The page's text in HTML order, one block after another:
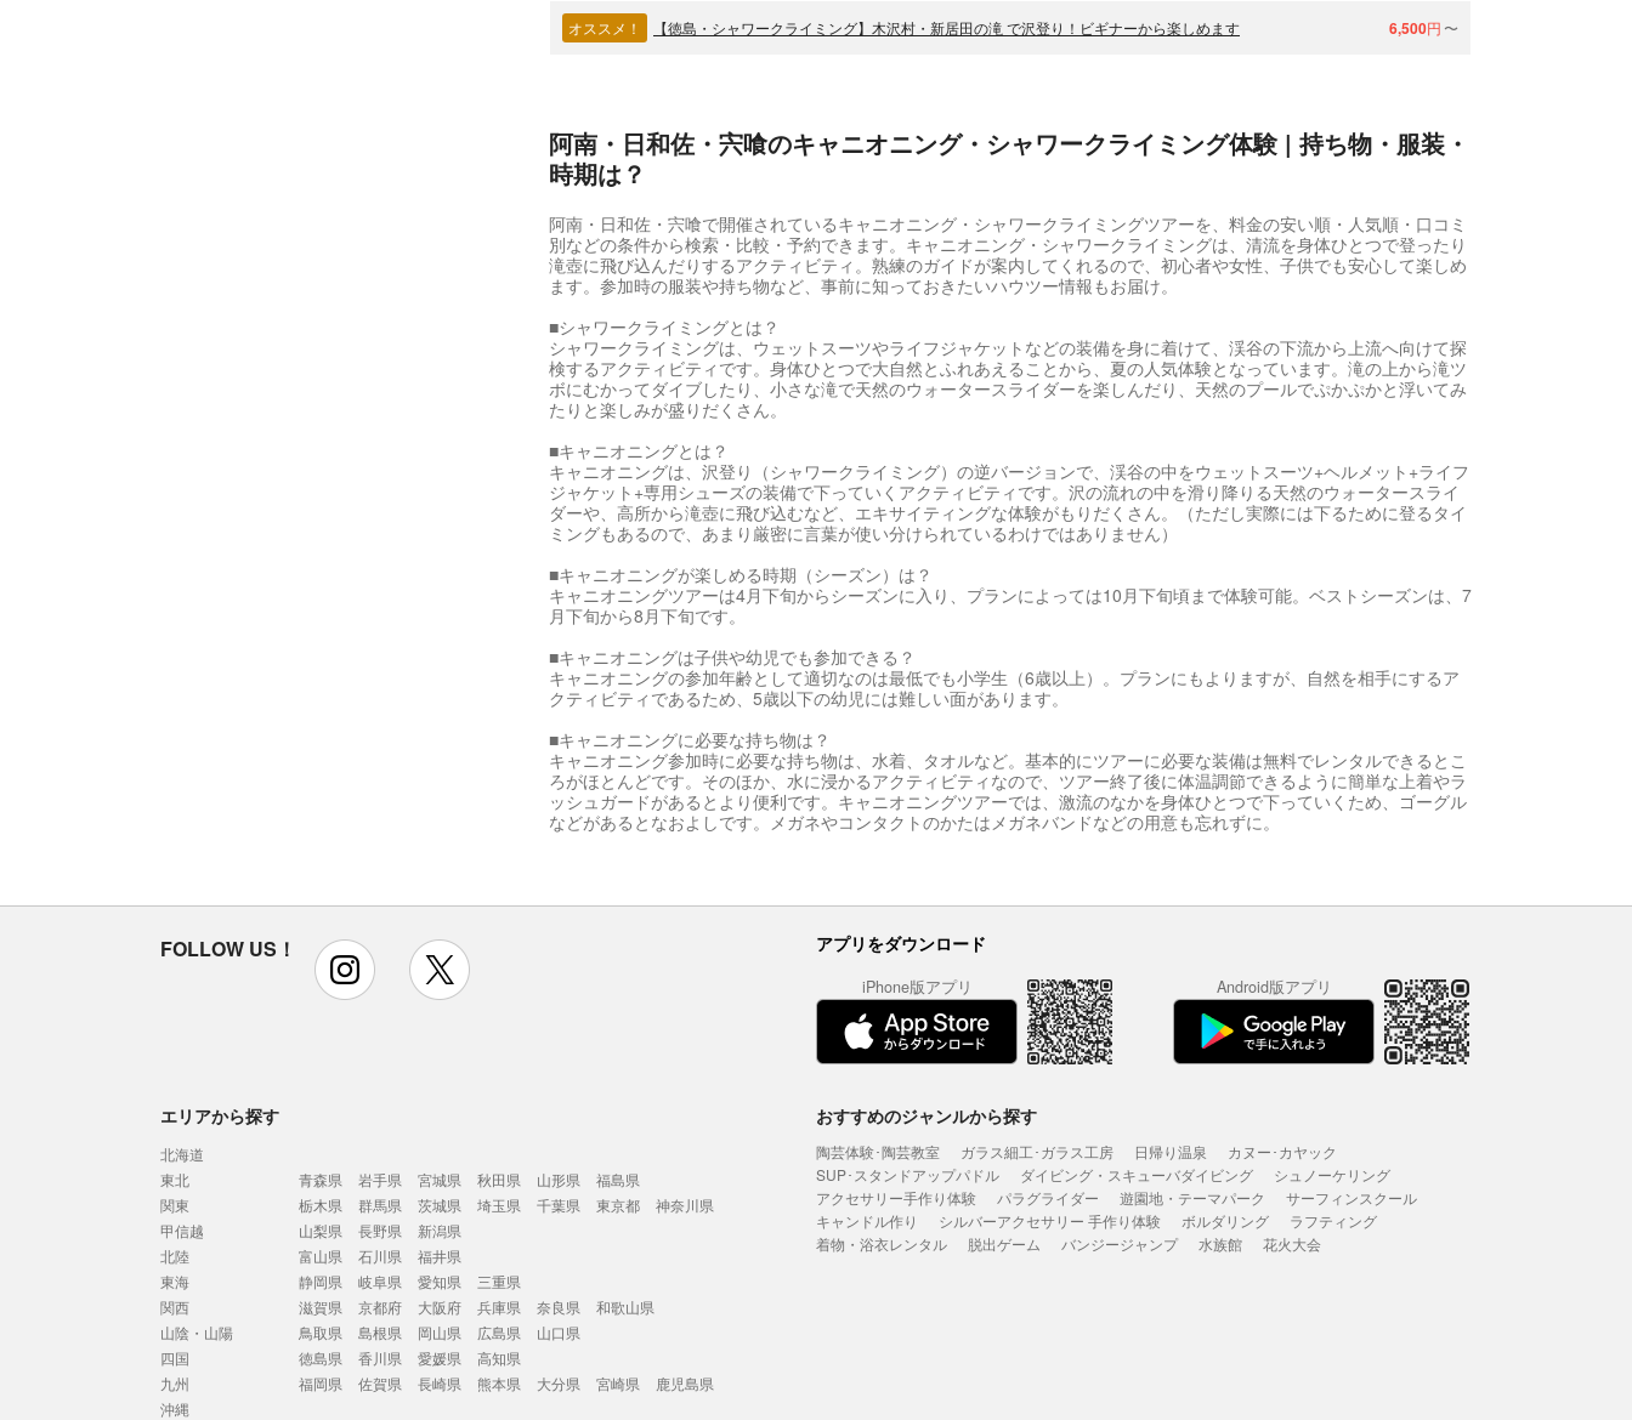
オススメ！ 【徳島・シャワークライミング】木沢村・新居田の滝 で沢登り！ビギナーから楽しめます 6,500円 〜
阿南・日和佐・宍喰のキャニオニング・シャワークライミング体験 | 持ち物・服装・
時期は？
阿南・日和佐・宍喰で開催されているキャニオニング・シャワークライミングツアーを、料金の安い順・人気順・口コミ
別などの条件から検索・比較・予約できます。キャニオニング・シャワークライミングは、清流を身体ひとつで登ったり
滝壺に飛び込んだりするアクティビティ。熟練のガイドが案内してくれるので、初心者や女性、子供でも安心して楽しめ
ます。参加時の服装や持ち物など、事前に知っておきたいハウツー情報もお届け。
■シャワークライミングとは？
シャワークライミングは、ウェットスーツやライフジャケットなどの装備を身に着けて、渓谷の下流から上流へ向けて探
検するアクティビティです。身体ひとつで大自然とふれあえることから、夏の人気体験となっています。滝の上から滝ツ
ボにむかってダイブしたり、小さな滝で天然のウォータースライダーを楽しんだり、天然のプールでぷかぷかと浮いてみ
たりと楽しみが盛りだくさん。
■キャニオニングとは？
キャニオニングは、沢登り（シャワークライミング）の逆バージョンで、渓谷の中をウェットスーツ+ヘルメット+ライフ
ジャケット+専用シューズの装備で下っていくアクティビティです。沢の流れの中を滑り降りる天然のウォータースライ
ダーや、高所から滝壺に飛び込むなど、エキサイティングな体験がもりだくさん。（ただし実際には下るために登るタイ
ミングもあるので、あまり厳密に言葉が使い分けられているわけではありません）
■キャニオニングが楽しめる時期（シーズン）は？
キャニオニングツアーは4月下旬からシーズンに入り、プランによっては10月下旬頃まで体験可能。ベストシーズンは、7
月下旬から8月下旬です。
■キャニオニングは子供や幼児でも参加できる？
キャニオニングの参加年齢として適切なのは最低でも小学生（6歳以上）。プランにもよりますが、自然を相手にするア
クティビティであるため、5歳以下の幼児には難しい面があります。
■キャニオニングに必要な持ち物は？
キャニオニング参加時に必要な持ち物は、水着、タオルなど。基本的にツアーに必要な装備は無料でレンタルできるとこ
ろがほとんどです。そのほか、水に浸かるアクティビティなので、ツアー終了後に体温調節できるように簡単な上着やラ
ッシュガードがあるとより便利です。キャニオニングツアーでは、激流のなかを身体ひとつで下っていくため、ゴーグル
などがあるとなおよしです。メガネやコンタクトのかたはメガネバンドなどの用意も忘れずに。
FOLLOW US！ instagram アプリをダウンロード
iPhone版アプリ Android版アプリ
エリアから探す
北海道
東北
青森県 岩手県 宮城県 秋田県 山形県
福島県
関東
栃木県 群馬県 茨城県 埼玉県 千葉県 東京都
神奈川県
甲信越
山梨県 長野県
新潟県
北陸
富山県 石川県
福井県
東海
静岡県 岐阜県 愛知県
三重県
関西
滋賀県 京都府 大阪府 兵庫県 奈良県
和歌山県
山陰・山陽
鳥取県 島根県 岡山県 広島県
山口県
四国
徳島県 香川県 愛媛県
高知県
九州
福岡県 佐賀県 長崎県 熊本県 大分県 宮崎県
鹿児島県
沖縄
おすすめのジャンルから探す
陶芸体験･陶芸教室 ガラス細工･ガラス工房 日帰り温泉
カヌー･カヤック
SUP･スタンドアップパドル
ダイビング・スキューバダイビング
シュノーケリング
アクセサリー手作り体験
パラグライダー 遊園地・テーマパーク
サーフィンスクール
キャンドル作り
シルバーアクセサリー 手作り体験 ボルダリング
ラフティング
着物・浴衣レンタル
脱出ゲーム バンジージャンプ 水族館 花火大会